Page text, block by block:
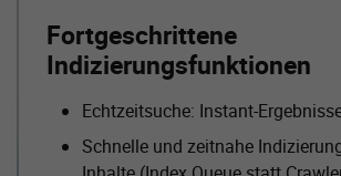
Fortgeschrittene
Indizierungsfunktionen
Echtzeitsuche: Instant-
Schnelle und zeitnahe